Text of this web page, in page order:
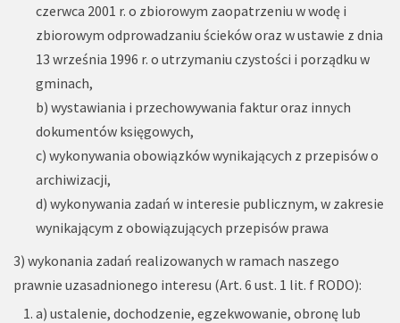
czerwca 2001 r. o zbiorowym zaopatrzeniu w wodę i
zbiorowym odprowadzaniu ścieków oraz w ustawie z dnia
13 września 1996 r. o utrzymaniu czystości i porządku w
gminach,
b) wystawiania i przechowywania faktur oraz innych
dokumentów księgowych,
c) wykonywania obowiązków wynikających z przepisów o
archiwizacji,
d) wykonywania zadań w interesie publicznym, w zakresie
wynikającym z obowiązujących przepisów prawa
3) wykonania zadań realizowanych w ramach naszego
prawnie uzasadnionego interesu (Art. 6 ust. 1 lit. f RODO):
a) ustalenie, dochodzenie, egzekwowanie, obronę lub